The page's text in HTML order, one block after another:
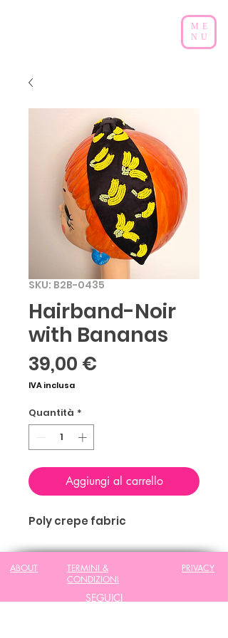
ME
NU
SKU: B2B-0435
Hairband-Noir
with Bananas
39,00 €
IVA inclusa
Quantità *
Aggiungi al carrello
Poly crepe fabric
ABOUT
TERMINI &
CONDIZIONI
PRIVACY
SEGUICI